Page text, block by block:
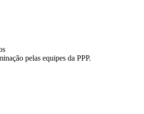
pelas equipes da PPP.